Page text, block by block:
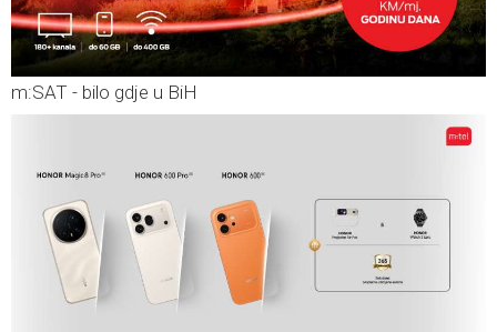
m:SAT - bilo gdje u BiH